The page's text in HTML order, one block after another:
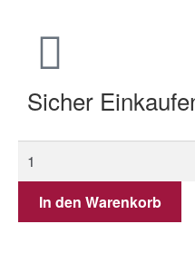
Sicher
In den Warenkorb